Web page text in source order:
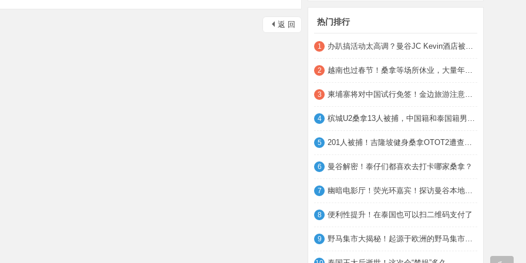
返 回 热门排行
1 办趴搞活动太高调？曼谷JC Kevin酒店被蹲点
2 越南也过春节！桑拿等场所休业，大量年轻人
3 柬埔寨将对中国试行免签！金边旅游注意事项
4 槟城U2桑拿13人被捕，中国籍和泰国籍男子在
5 201人被捕！吉隆坡健身桑拿OTOT2遭查，涉及
6 曼谷解密！泰仔们都喜欢去打卡哪家桑拿？
7 幽暗电影厅！荧光环嘉宾！探访曼谷本地圈桑
8 便利性提升！在泰国也可以扫二维码支付了
9 野马集市大揭秘！起源于欧洲的野马集市是什